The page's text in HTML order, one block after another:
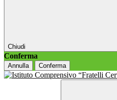
Chiudi
Conferma
Annulla Conferma